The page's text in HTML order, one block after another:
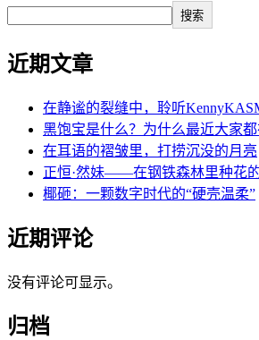
搜索
近期文章
在静谧的裂缝中，聆听
黑饱宝是什么？为什么最近大家都
在耳语的褶皱里，打捞沉没的月亮
正恒·然妹——在钢铁森林里种花
椰砸：一颗数字时代的“硬壳温柔”
近期评论
没有评论可显示。
归档